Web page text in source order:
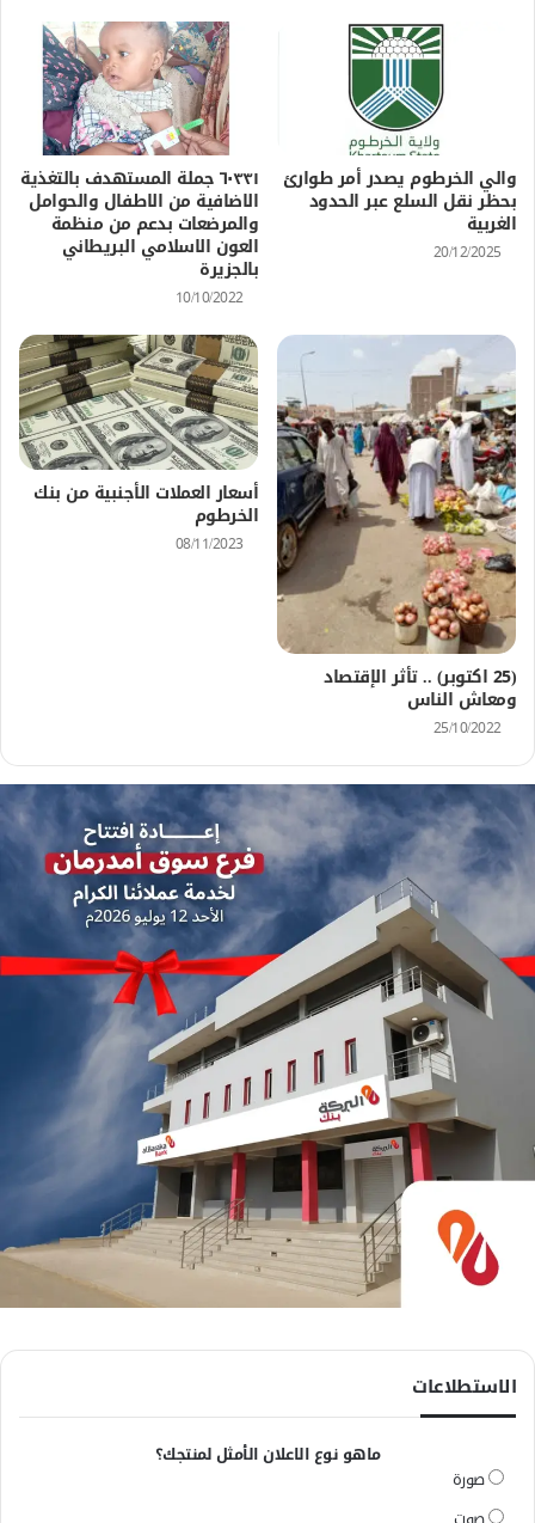
والي الخرطوم يصدر أمر طوارئ
بحظر نقل السلع عبر الحدود
الغربية
20/12/2025
٦٠٣٣١ جملة المستهدف بالتغذية
الاضافية من الاطفال والحوامل
والمرضعات بدعم من منظمة
العون الاسلامي البريطاني
بالجزيرة
10/10/2022
(25 اكتوبر) .. تأثر الإقتصاد
ومعاش الناس
25/10/2022
أسعار العملات الأجنبية من بنك
الخرطوم
08/11/2023
الاستطلاعات
ماهو نوع الاعلان الأمثل لمنتجك؟
صورة